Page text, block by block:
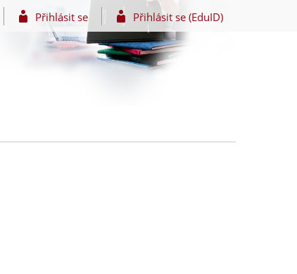
Přihlásit se Přihlásit se (EduID)